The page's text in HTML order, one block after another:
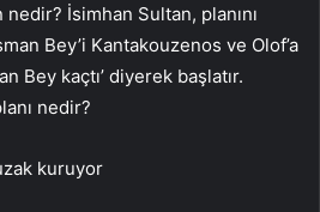
nedir? İsimhan Sultan, planını
Bey’i Kantakouzenos ve Olof’a
Bey kaçtı’ diyerek başlatır.
nedir?
kuruyor